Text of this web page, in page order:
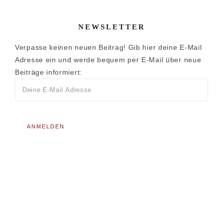
NEWSLETTER
Verpasse keinen neuen Beitrag! Gib hier deine E-Mail
Adresse ein und werde bequem per E-Mail über neue
Beiträge informiert: